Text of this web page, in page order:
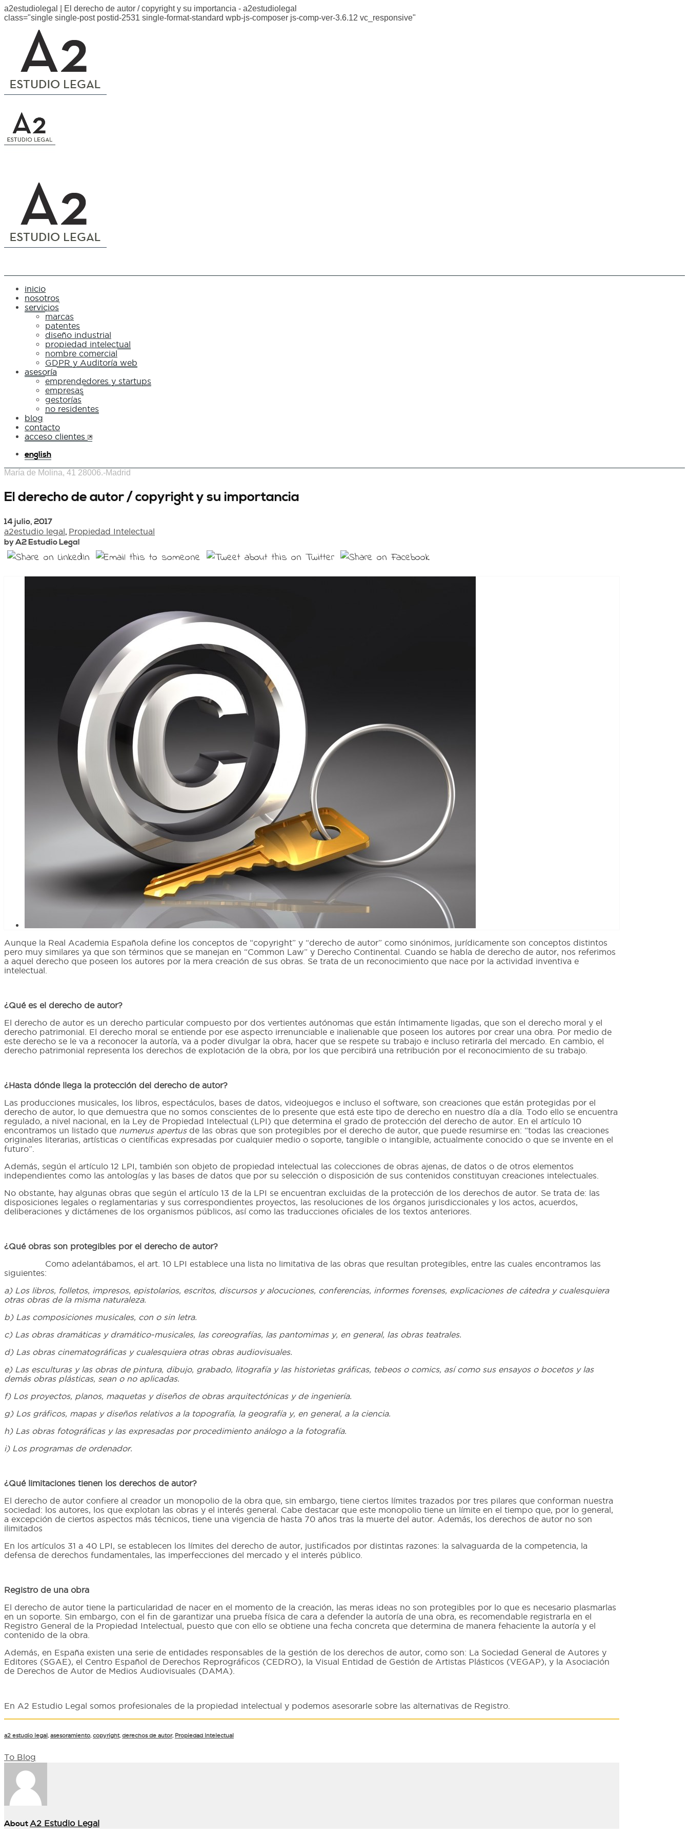
a2estudiolegal | El derecho de autor / copyright y su importancia - a2estudiolegal
class="single single-post postid-2531 single-format-standard wpb-js-composer js-comp-ver-3.6.12 vc_responsive"
inicio
nosotros
servicios
marcas
patentes
diseño industrial
propiedad intelectual
nombre comercial
GDPR y Auditoría web
asesoría
emprendedores y startups
empresas
gestorías
no residentes
blog
contacto
acceso clientes
english
María de Molina, 41 28006.-Madrid
El derecho de autor / copyright y su importancia
14 julio, 2017
a2estudio legal, Propiedad Intelectual
by A2 Estudio Legal
Aunque la Real Academia Española define los conceptos de “copyright” y “derecho de autor” como sinónimos, jurídicamente son conceptos distintos
pero muy similares ya que son términos que se manejan en “Common Law” y Derecho Continental. Cuando se habla de derecho de autor, nos referimos
a aquel derecho que poseen los autores por la mera creación de sus obras. Se trata de un reconocimiento que nace por la actividad inventiva e
intelectual.
¿Qué es el derecho de autor?
El derecho de autor es un derecho particular compuesto por dos vertientes autónomas que están íntimamente ligadas, que son el derecho moral y el
derecho patrimonial. El derecho moral se entiende por ese aspecto irrenunciable e inalienable que poseen los autores por crear una obra. Por medio de
este derecho se le va a reconocer la autoría, va a poder divulgar la obra, hacer que se respete su trabajo e incluso retirarla del mercado. En cambio, el
derecho patrimonial representa los derechos de explotación de la obra, por los que percibirá una retribución por el reconocimiento de su trabajo.
¿Hasta dónde llega la protección del derecho de autor?
Las producciones musicales, los libros, espectáculos, bases de datos, videojuegos e incluso el software, son creaciones que están protegidas por el
derecho de autor, lo que demuestra que no somos conscientes de lo presente que está este tipo de derecho en nuestro día a día. Todo ello se encuentra
regulado, a nivel nacional, en la Ley de Propiedad Intelectual (LPI) que determina el grado de protección del derecho de autor. En el artículo 10
encontramos un listado que numerus apertusde las obras que son protegibles por el derecho de autor, que puede resumirse en: “todas las creaciones
originales literarias, artísticas o científicas expresadas por cualquier medio o soporte, tangible o intangible, actualmente conocido o que se invente en el
futuro”.
Además, según el artículo 12 LPI, también son objeto de propiedad intelectual las colecciones de obras ajenas, de datos o de otros elementos
independientes como las antologías y las bases de datos que por su selección o disposición de sus contenidos constituyan creaciones intelectuales.
No obstante, hay algunas obras que según el artículo 13 de la LPI se encuentran excluidas de la protección de los derechos de autor. Se trata de: las
disposiciones legales o reglamentarias y sus correspondientes proyectos, las resoluciones de los órganos jurisdiccionales y los actos, acuerdos,
deliberaciones y dictámenes de los organismos públicos, así como las traducciones oficiales de los textos anteriores.
¿Qué obras son protegibles por el derecho de autor?
Como adelantábamos, el art. 10 LPI establece una lista no limitativa de las obras que resultan protegibles, entre las cuales encontramos las
siguientes:
a) Los libros, folletos, impresos, epistolarios, escritos, discursos y alocuciones, conferencias, informes forenses, explicaciones de cátedra y cualesquiera
otras obras de la misma naturaleza.
b) Las composiciones musicales, con o sin letra.
c) Las obras dramáticas y dramático-musicales, las coreografías, las pantomimas y, en general, las obras teatrales.
d) Las obras cinematográficas y cualesquiera otras obras audiovisuales.
e) Las esculturas y las obras de pintura, dibujo, grabado, litografía y las historietas gráficas, tebeos o comics, así como sus ensayos o bocetos y las
demás obras plásticas, sean o no aplicadas.
f) Los proyectos, planos, maquetas y diseños de obras arquitectónicas y de ingeniería.
g) Los gráficos, mapas y diseños relativos a la topografía, la geografía y, en general, a la ciencia.
h) Las obras fotográficas y las expresadas por procedimiento análogo a la fotografía.
i) Los programas de ordenador.
¿Qué limitaciones tienen los derechos de autor?
El derecho de autor confiere al creador un monopolio de la obra que, sin embargo, tiene ciertos límites trazados por tres pilares que conforman nuestra
sociedad: los autores, los que explotan las obras y el interés general. Cabe destacar que este monopolio tiene un límite en el tiempo que, por lo general,
a excepción de ciertos aspectos más técnicos, tiene una vigencia de hasta 70 años tras la muerte del autor. Además, los derechos de autor no son
ilimitados
En los artículos 31 a 40 LPI, se establecen los límites del derecho de autor, justificados por distintas razones: la salvaguarda de la competencia, la
defensa de derechos fundamentales, las imperfecciones del mercado y el interés público.
Registro de una obra
El derecho de autor tiene la particularidad de nacer en el momento de la creación, las meras ideas no son protegibles por lo que es necesario plasmarlas
en un soporte. Sin embargo, con el fin de garantizar una prueba física de cara a defender la autoría de una obra, es recomendable registrarla en el
Registro General de la Propiedad Intelectual, puesto que con ello se obtiene una fecha concreta que determina de manera fehaciente la autoría y el
contenido de la obra.
Además, en España existen una serie de entidades responsables de la gestión de los derechos de autor, como son: La Sociedad General de Autores y
Editores (SGAE), el Centro Español de Derechos Reprográficos (CEDRO), la Visual Entidad de Gestión de Artistas Plásticos (VEGAP), y la Asociación
de Derechos de Autor de Medios Audiovisuales (DAMA).
En A2 Estudio Legal somos profesionales de la propiedad intelectual y podemos asesorarle sobre las alternativas de Registro.
a2 estudio legal, asesoramiento, copyright, derechos de autor, Propiedad Intelectual
To Blog
About A2 Estudio Legal